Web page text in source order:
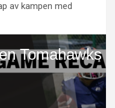
av kampen med